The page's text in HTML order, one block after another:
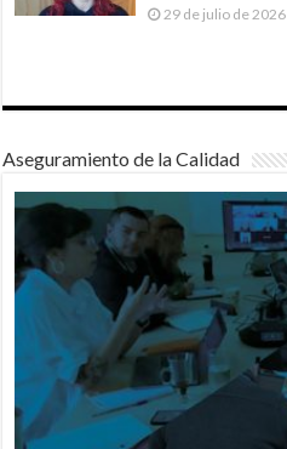
29 de julio de 2026
Aseguramiento de la Calidad